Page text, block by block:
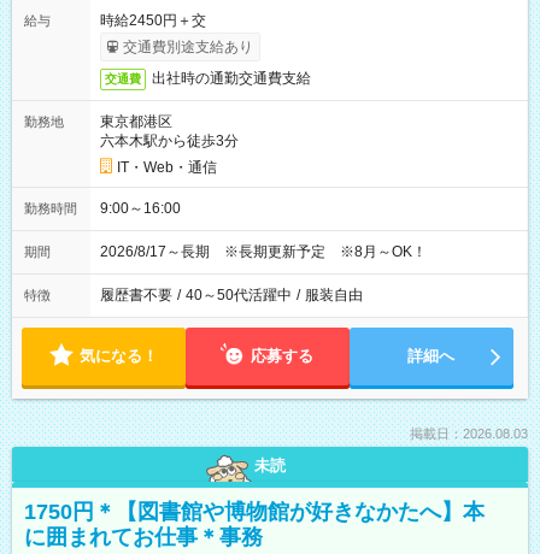
給与
時給2450円＋交
交通費別途支給あり
交通費 出社時の通勤交通費支給
勤務地
東京都港区
六本木駅から徒歩3分
IT・Web・通信
勤務時間 9:00～16:00
期間 2026/8/17～長期 ※長期更新予定 ※8月～OK！
特徴 履歴書不要 / 40～50代活躍中 / 服装自由
気になる！ 応募する 詳細へ
掲載日：2026.08.03
未読
1750円＊【図書館や博物館が好きなかたへ】本
に囲まれてお仕事＊事務